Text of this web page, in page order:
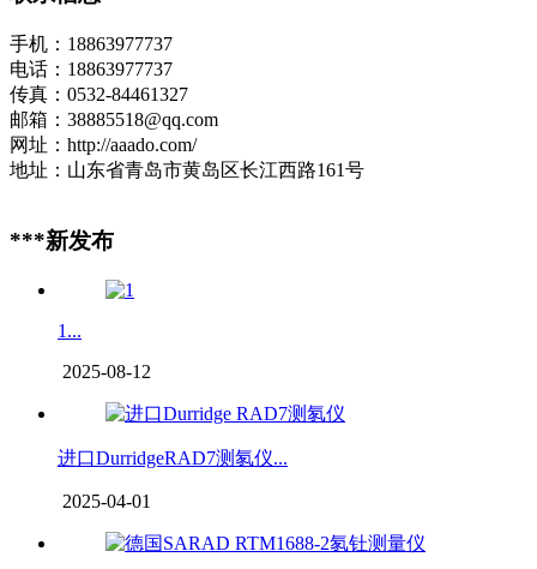
手机：18863977737
电话：18863977737
传真：0532-84461327
邮箱：38885518@qq.com
网址：http://aaado.com/
地址：山东省青岛市黄岛区长江西路161号
***新发布
1...
2025-08-12
进口DurridgeRAD7测氡仪...
2025-04-01